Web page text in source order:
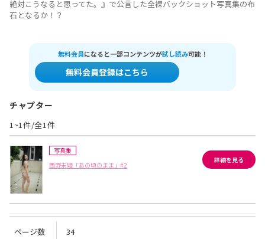
絶対こうなると思ってた。』で公言した全裸バックショット写真集の布
石となるか！？
無料会員になると一部コンテンツが試し読み可能！
無料会員登録はこちら
チャプター
1~1件/全1件
写真集
西野未姫「あの頃のまま」#2
詳細を見る
ページ数 34